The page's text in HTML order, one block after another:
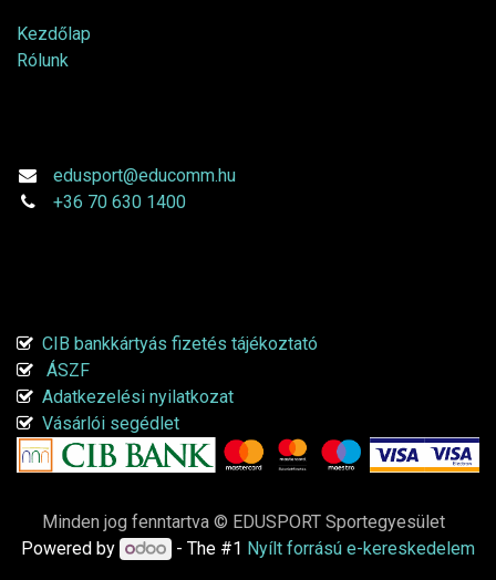
Kezdőlap
Rólunk
edusport@educomm.hu
+36 70 630 1400
CIB bankkártyás fizetés tájékoztató
ÁSZF
Adatkezelési nyilatkozat
Vásárlói segédlet
Minden jog fenntartva © EDUSPORT Sportegyesület
Powered by
- The #1 Nyílt forrású e-kereskedelem